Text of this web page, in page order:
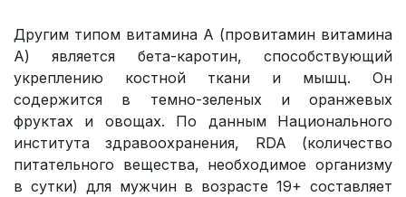
Другим типом витамина А (провитамин витамина
А) является бета-каротин, способствующий
укреплению костной ткани и мышц. Он
содержится в темно-зеленых и оранжевых
фруктах и овощах. По данным Национального
института здравоохранения, RDA (количество
питательного вещества, необходимое организму
в сутки) для мужчин в возрасте 19+ составляет